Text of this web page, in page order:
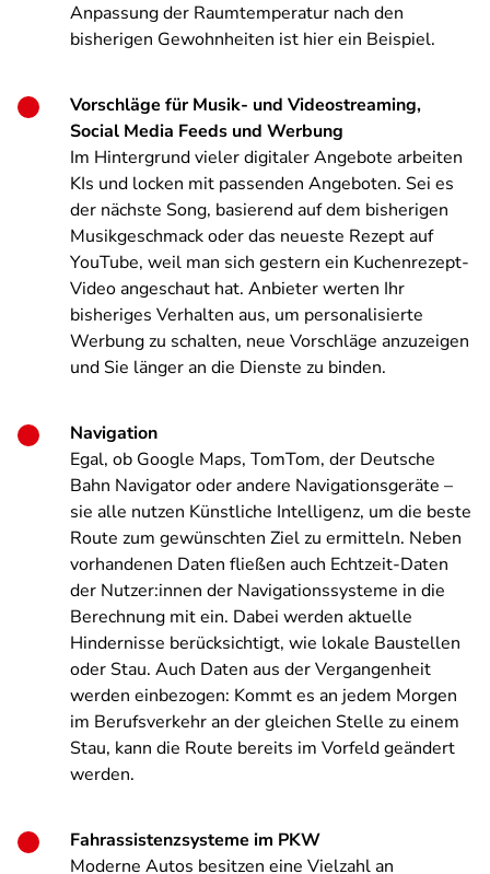
Anpassung der Raumtemperatur nach den
bisherigen Gewohnheiten ist hier ein Beispiel.
Vorschläge für Musik- und Videostreaming,
Social Media Feeds und Werbung
Im Hintergrund vieler digitaler Angebote arbeiten
KIs und locken mit passenden Angeboten. Sei es
der nächste Song, basierend auf dem bisherigen
Musikgeschmack oder das neueste Rezept auf
YouTube, weil man sich gestern ein Kuchenrezept-
Video angeschaut hat. Anbieter werten Ihr
bisheriges Verhalten aus, um personalisierte
Werbung zu schalten, neue Vorschläge anzuzeigen
und Sie länger an die Dienste zu binden.
Navigation
Egal, ob Google Maps, TomTom, der Deutsche
Bahn Navigator oder andere Navigationsgeräte –
sie alle nutzen Künstliche Intelligenz, um die beste
Route zum gewünschten Ziel zu ermitteln. Neben
vorhandenen Daten fließen auch Echtzeit-Daten
der Nutzer:innen der Navigationssysteme in die
Berechnung mit ein. Dabei werden aktuelle
Hindernisse berücksichtigt, wie lokale Baustellen
oder Stau. Auch Daten aus der Vergangenheit
werden einbezogen: Kommt es an jedem Morgen
im Berufsverkehr an der gleichen Stelle zu einem
Stau, kann die Route bereits im Vorfeld geändert
werden.
Fahrassistenzsysteme im PKW
Moderne Autos besitzen eine Vielzahl an